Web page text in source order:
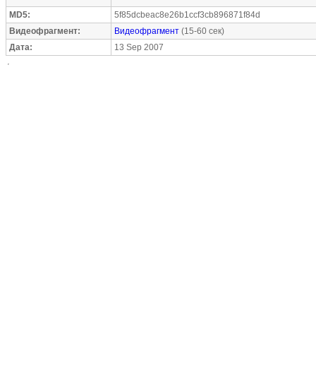
MD5:
5f85dcbeac8e26b1ccf3cb896871f84d
Видеофрагмент:
Видеофрагмент (15-60 сек)
Дата:
13 Sep 2007